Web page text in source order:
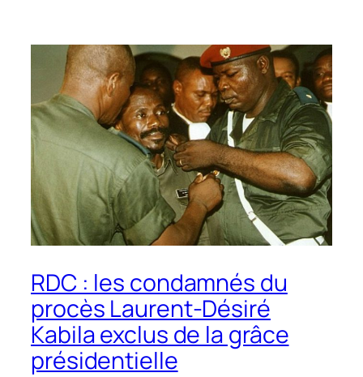
RDC : les condamnés du
procès Laurent-Désiré
Kabila exclus de la grâce
présidentielle